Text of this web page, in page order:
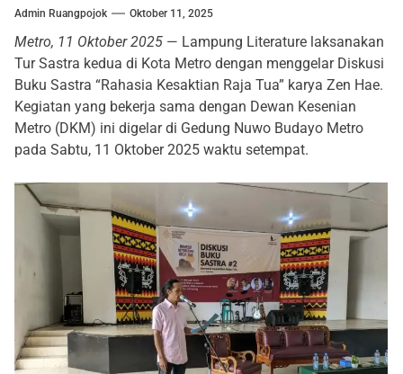
Admin Ruangpojok Oktober 11, 2025
Metro, 11 Oktober 2025 — Lampung Literature laksanakan
Tur Sastra kedua di Kota Metro dengan menggelar Diskusi
Buku Sastra “Rahasia Kesaktian Raja Tua” karya Zen Hae.
Kegiatan yang bekerja sama dengan Dewan Kesenian
Metro (DKM) ini digelar di Gedung Nuwo Budayo Metro
pada Sabtu, 11 Oktober 2025 waktu setempat.